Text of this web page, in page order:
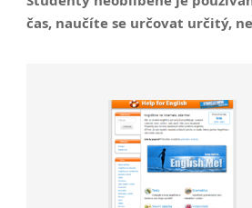
Nepřímá řeč
čas, naučíte se určovat určitý,